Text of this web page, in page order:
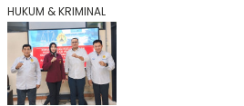
HUKUM & KRIMINAL